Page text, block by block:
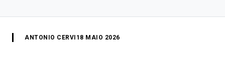
ANTONIO CERVI 18 MAIO 2026